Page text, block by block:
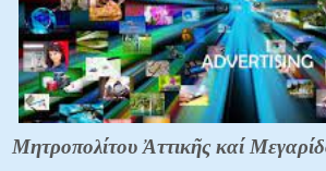
Μητροπολίτου Ἀττικῆς καί